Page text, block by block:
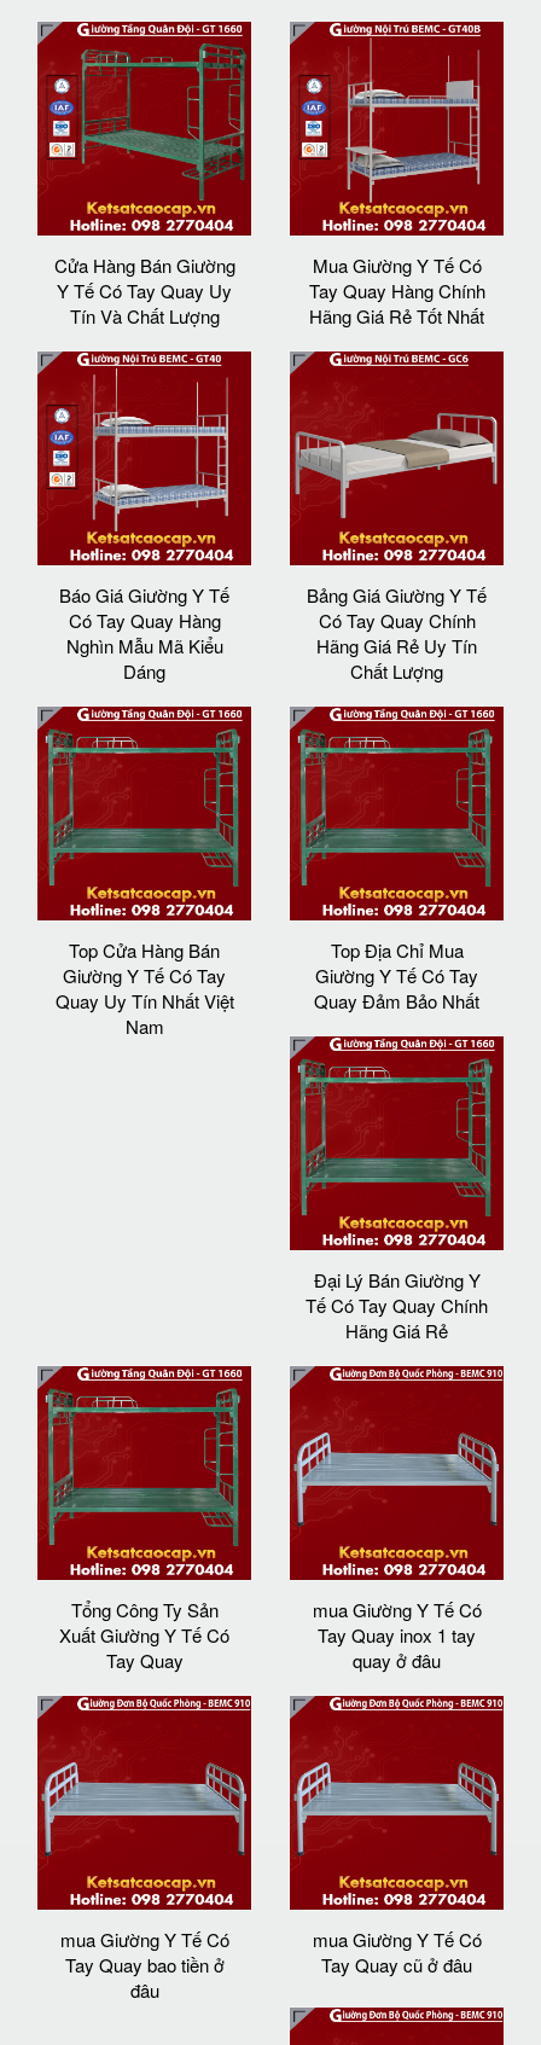
Cửa Hàng Bán Giường
Y Tế Có Tay Quay Uy
Tín Và Chất Lượng
Mua Giường Y Tế Có
Tay Quay Hàng Chính
Hãng Giá Rẻ Tốt Nhất
Báo Giá Giường Y Tế
Có Tay Quay Hàng
Nghìn Mẫu Mã Kiểu
Dáng
Bảng Giá Giường Y Tế
Có Tay Quay Chính
Hãng Giá Rẻ Uy Tín
Chất Lượng
Top Cửa Hàng Bán
Giường Y Tế Có Tay
Quay Uy Tín Nhất Việt
Nam
Top Địa Chỉ Mua
Giường Y Tế Có Tay
Quay Đảm Bảo Nhất
Đại Lý Bán Giường Y
Tế Có Tay Quay Chính
Hãng Giá Rẻ
Tổng Công Ty Sản
Xuất Giường Y Tế Có
Tay Quay
mua Giường Y Tế Có
Tay Quay inox 1 tay
quay ở đâu
mua Giường Y Tế Có
Tay Quay bao tiền ở
đâu
mua Giường Y Tế Có
Tay Quay cũ ở đâu